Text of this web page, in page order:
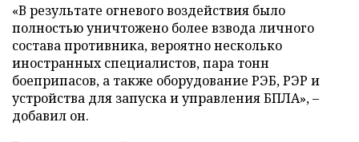
«В результате огневого воздействия было
полностью уничтожено более взвода личного
состава противника, вероятно несколько
иностранных специалистов, пара тонн
боеприпасов, а также оборудование РЭБ, РЭР и
устройства для запуска и управления БПЛА», –
добавил он.